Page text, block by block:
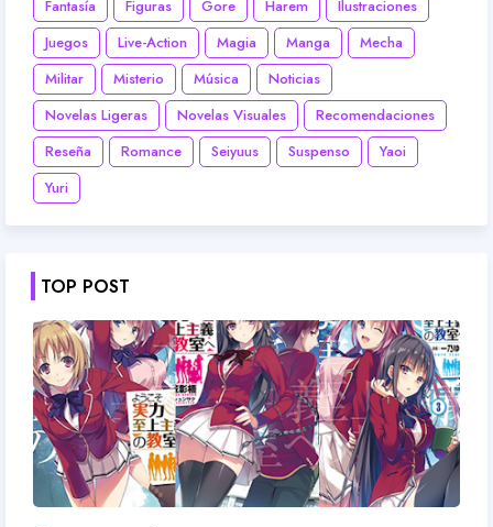
Fantasía
Figuras Gore Harem
Ilustraciones
Juegos
Live-Action Magia Manga
Mecha
Militar
Misterio Música
Noticias
Novelas Ligeras
Novelas Visuales
Recomendaciones
Reseña
Romance Seiyuus Suspenso
Yaoi
Yuri
TOP POST